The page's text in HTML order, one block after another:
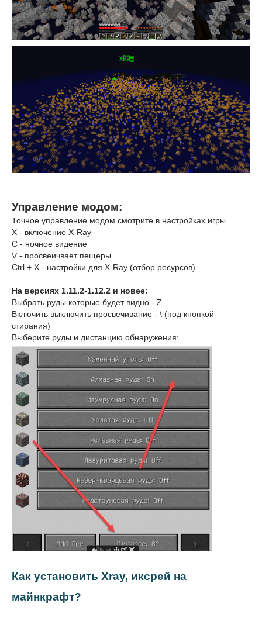
Управление модом:
Точное управление модом смотрите в настройках игры.
X - включение X-Ray
C - ночное видение
V - просвеичвает пещеры
Ctrl + X - настройки для X-Ray (отбор ресурсов).
На версиях 1.11.2-1.12.2 и новее:
Выбрать руды которые будет видно - Z
Включить выключить просвечивание - \ (под кнопкой
стирания)
Выберите руды и дистанцию обнаружения:
Как установить Xray, иксрей на
майнкрафт?